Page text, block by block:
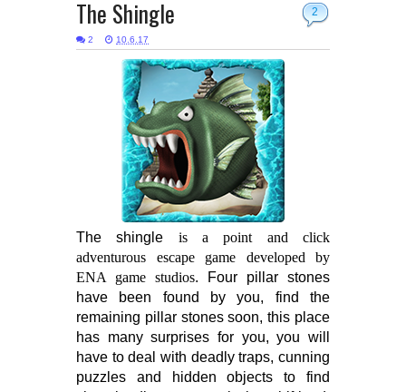
2
The Shingle
2 10.6.17
The shingle is a point and click
adventurous escape game developed by
ENA game studios. Four pillar stones
have been found by you, find the
remaining pillar stones soon, this place
has many surprises for you, you will
have to deal with deadly traps, cunning
puzzles and hidden objects to find